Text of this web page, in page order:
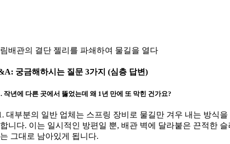
배관의 결단 젤리를 파쇄하여 물길을 열다
궁금해하시는 질문 3가지 (심층 답변)
작년에 다른 곳에서 뚫었는데 왜 1년 만에 또 막힌 건가요?
대부분의 일반 업체는 스프링 장비로 물길만 겨우 내는 방식을
니다. 이는 일시적인 방편일 뿐, 배관 벽에 달라붙은 끈적한 슬
그대로 남아있게 됩니다.